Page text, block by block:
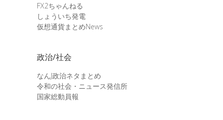
FX2ちゃんねる
しょういち発電
仮想通貨まとめNews
政治/社会
なんJ政治ネタまとめ
令和の社会・ニュース発信所
国家総動員報